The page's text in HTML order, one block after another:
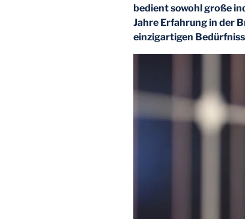
bedient sowohl große
Jahre Erfahrung in der
einzigartigen